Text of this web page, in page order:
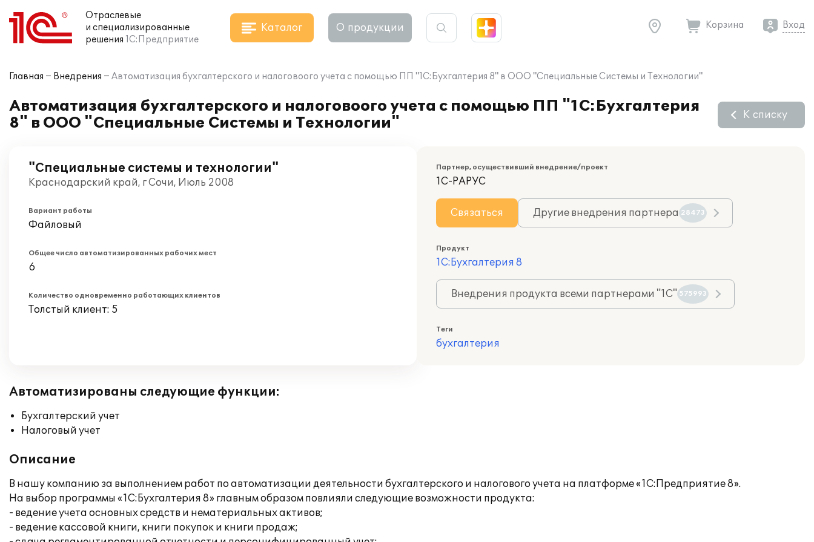
Отраслевые
и специализированные
решения 1С:Предприятие
Каталог О продукции Корзина Вход
Главная Внедрения Автоматизация бухгалтерского и налоговоого учета с помощью ПП "1С:Бухгалтерия 8" в ООО "Специальные Системы и Технологии"
Автоматизация бухгалтерского и налоговоого учета с помощью ПП "1С:Бухгалтерия
8" в ООО "Специальные Системы и Технологии"
К списку
"Специальные системы и технологии"
Краснодарский край, г Сочи, Июль 2008
Вариант работы
Файловый
Общее число автоматизированных рабочих мест
6
Количество одновременно работающих клиентов
Толстый клиент: 5
Партнер, осуществивший внедрение/проект
1С-РАРУС
Связаться Другие внедрения партнера 28473
Продукт
1С:Бухгалтерия 8
Внедрения продукта всеми партнерами "1С" 575993
Теги
бухгалтерия
Автоматизированы следующие функции:
Бухгалтерский учет
Налоговый учет
Описание
В нашу компанию за выполнением работ по автоматизации деятельности бухгалтерского и налогового учета на платформе «1С:Предприятие 8».
На выбор программы «1С:Бухгалтерия 8» главным образом повлияли следующие возможности продукта:
- ведение учета основных средств и нематериальных активов;
- ведение кассовой книги, книги покупок и книги продаж;